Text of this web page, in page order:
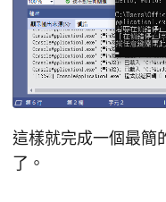
這樣就完成一個最簡
了。